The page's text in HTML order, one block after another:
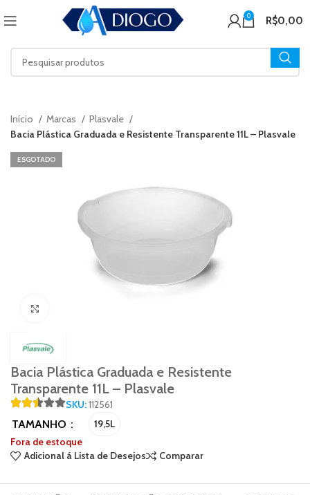
0 R$0,00
Início Marcas
Plasvale
Bacia Plástica Graduada e Resistente Transparente 11L – Plasvale
ESGOTADO
Bacia Plástica Graduada e Resistente
Transparente 11L – Plasvale
SKU:112561
TAMANHO
19,5L
Fora de estoque
Adicional á Lista de Desejos
Comparar